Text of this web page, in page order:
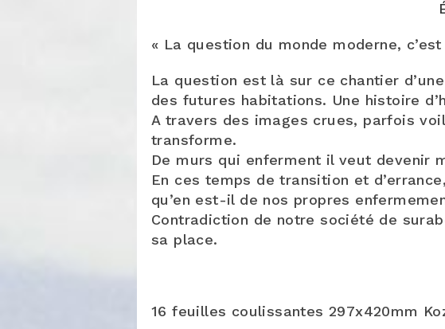
« La question du monde moderne,
La question est là sur ce chantier
des futures habitations. Une histoire
A travers des images crues, parfois
transforme.
De murs qui enferment il veut devenir
En ces temps de transition et
qu’en est-il de nos propres
Contradiction de notre société de
sa place.
16 feuilles coulissantes 297x420mm